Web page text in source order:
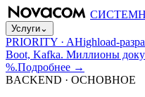
Услуги⌄
PRIORITY · AHighload-
Boot, Kafka. Миллионы
%.Подробнее →
BACKEND · ОСНОВНОЕ